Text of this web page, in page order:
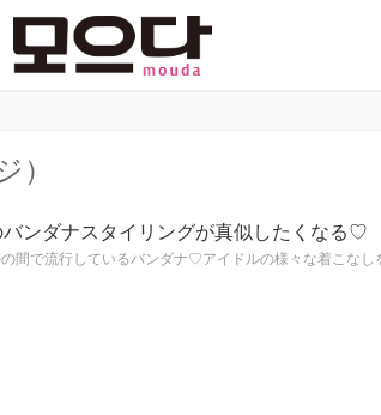
）
ンダナスタイリングが真似したくなる♡
間で流行しているバンダナ♡アイドルの様々な着こなし